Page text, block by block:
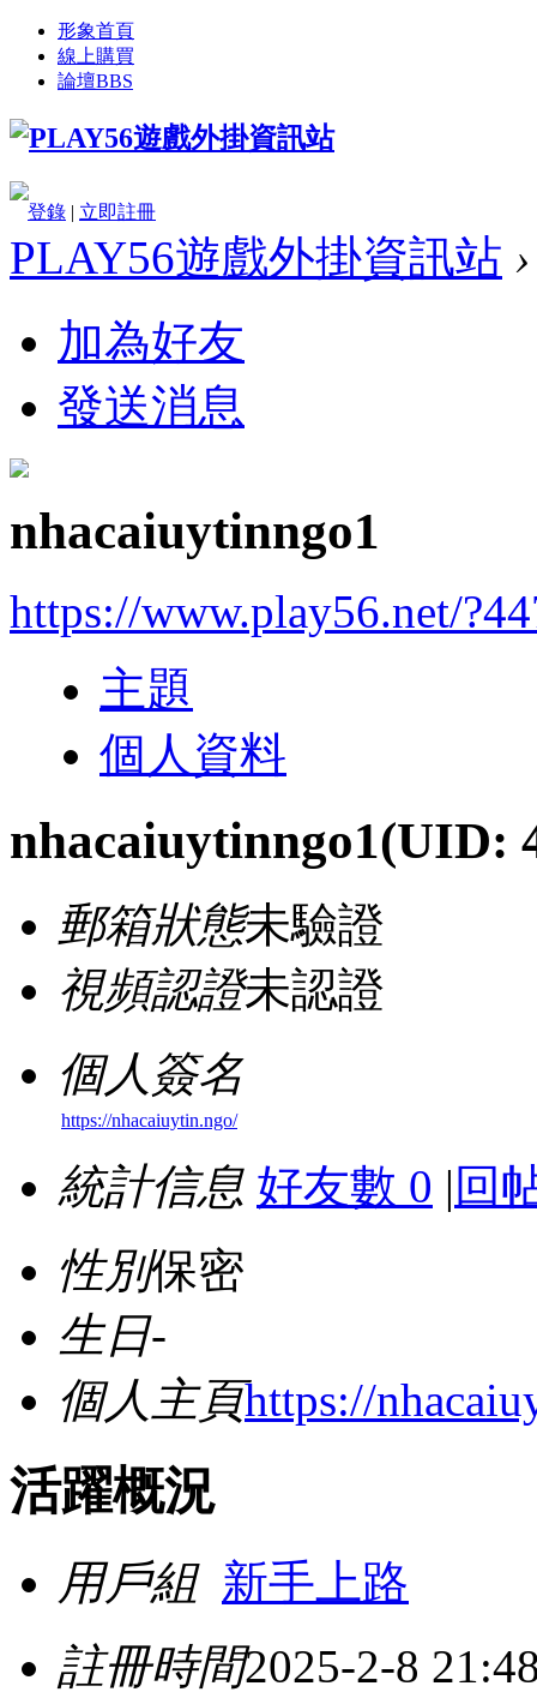
形象首頁
線上購買
論壇BBS
登錄 | 立即註冊
PLAY56遊戲外掛資訊站 ›
加為好友
發送消息
nhacaiuytinngo1
https://www.play56.net/
主題
個人資料
nhacaiuytinngo1(UID:
郵箱狀態未驗證
視頻認證未認證
個人簽名
https://nhacaiuytin.ngo/
統計信息 好友數 0 | 回
性別保密
生日-
個人主頁https://
活躍概況
用戶組 新手上路
註冊時間2025-2-8